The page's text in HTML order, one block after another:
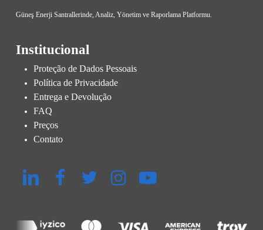
Güneş Enerji Santrallerinde, Analiz, Yönetim ve Raporlama Platformu.
Institucional
Proteção de Dados Pessoais
Política de Privacidade
Entrega e Devolução
FAQ
Preços
Contato